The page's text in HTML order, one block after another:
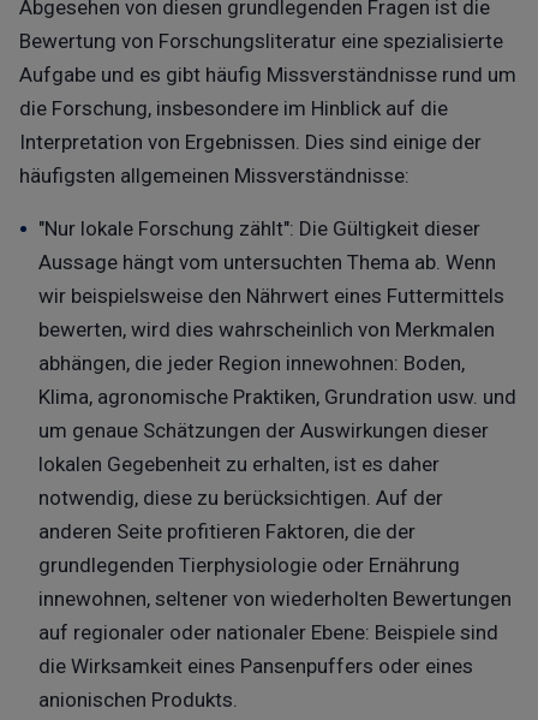
Abgesehen von diesen grundlegenden Fragen ist die
Bewertung von Forschungsliteratur eine spezialisierte
Aufgabe und es gibt häufig Missverständnisse rund um
die Forschung, insbesondere im Hinblick auf die
Interpretation von Ergebnissen. Dies sind einige der
häufigsten allgemeinen Missverständnisse:
"Nur lokale Forschung zählt": Die Gültigkeit dieser
Aussage hängt vom untersuchten Thema ab. Wenn
wir beispielsweise den Nährwert eines Futtermittels
bewerten, wird dies wahrscheinlich von Merkmalen
abhängen, die jeder Region innewohnen: Boden,
Klima, agronomische Praktiken, Grundration usw. und
um genaue Schätzungen der Auswirkungen dieser
lokalen Gegebenheit zu erhalten, ist es daher
notwendig, diese zu berücksichtigen. Auf der
anderen Seite profitieren Faktoren, die der
grundlegenden Tierphysiologie oder Ernährung
innewohnen, seltener von wiederholten Bewertungen
auf regionaler oder nationaler Ebene: Beispiele sind
die Wirksamkeit eines Pansenpuffers oder eines
anionischen Produkts.